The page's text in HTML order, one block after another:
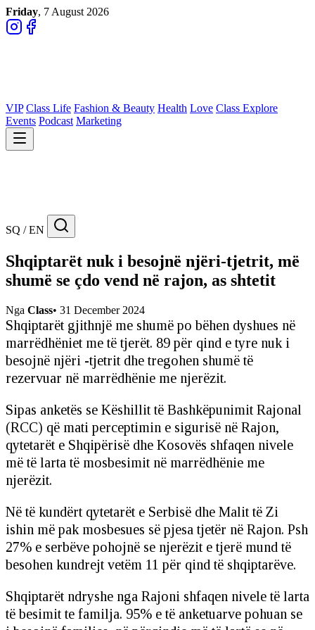
Friday, 7 August 2026
VIP Class Life Fashion & Beauty Health Love Class Explore
Events Podcast Marketing
SQ / EN
Shqiptarët nuk i besojnë njëri-tjetrit, më
shumë se çdo vend në rajon, as shtetit
Nga Class• 31 December 2024
Shqiptarët gjithnjë me shumë po bëhen dyshues në
marrëdhëniet me të tjerët. 89 për qind e tyre nuk i
besojnë njëri -tjetrit dhe tregohen shumë të
rezervuar në marrëdhënie me njerëzit.
Sipas anketës se Këshillit të Bashkëpunimit Rajonal
(RCC) që mati perceptimin e sigurisë në Rajon,
qytetarët e Shqipërisë dhe Kosovës shfaqen nivele
më të larta të mosbesimit në marrëdhënie me
njerëzit.
Në të kundërt qytetarët e Serbisë dhe Malit të Zi
ishin më pak mosbesues së pjesa tjetër në Rajon. Psh
27% e serbëve pohojnë se njerëzit e tjerë mund të
besohen kundrejt vetëm 11 për qind të shqiptarëve.
Shqiptarët ndryshe nga Rajoni shfaqen nivele të larta
të besimit te familja. 95% e të anketuarve pohuan se